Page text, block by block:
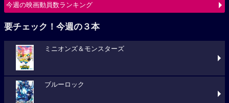
今週の映画動員数ランキング
要チェック！今週の３本
ミニオンズ＆モンスターズ
ブルーロック